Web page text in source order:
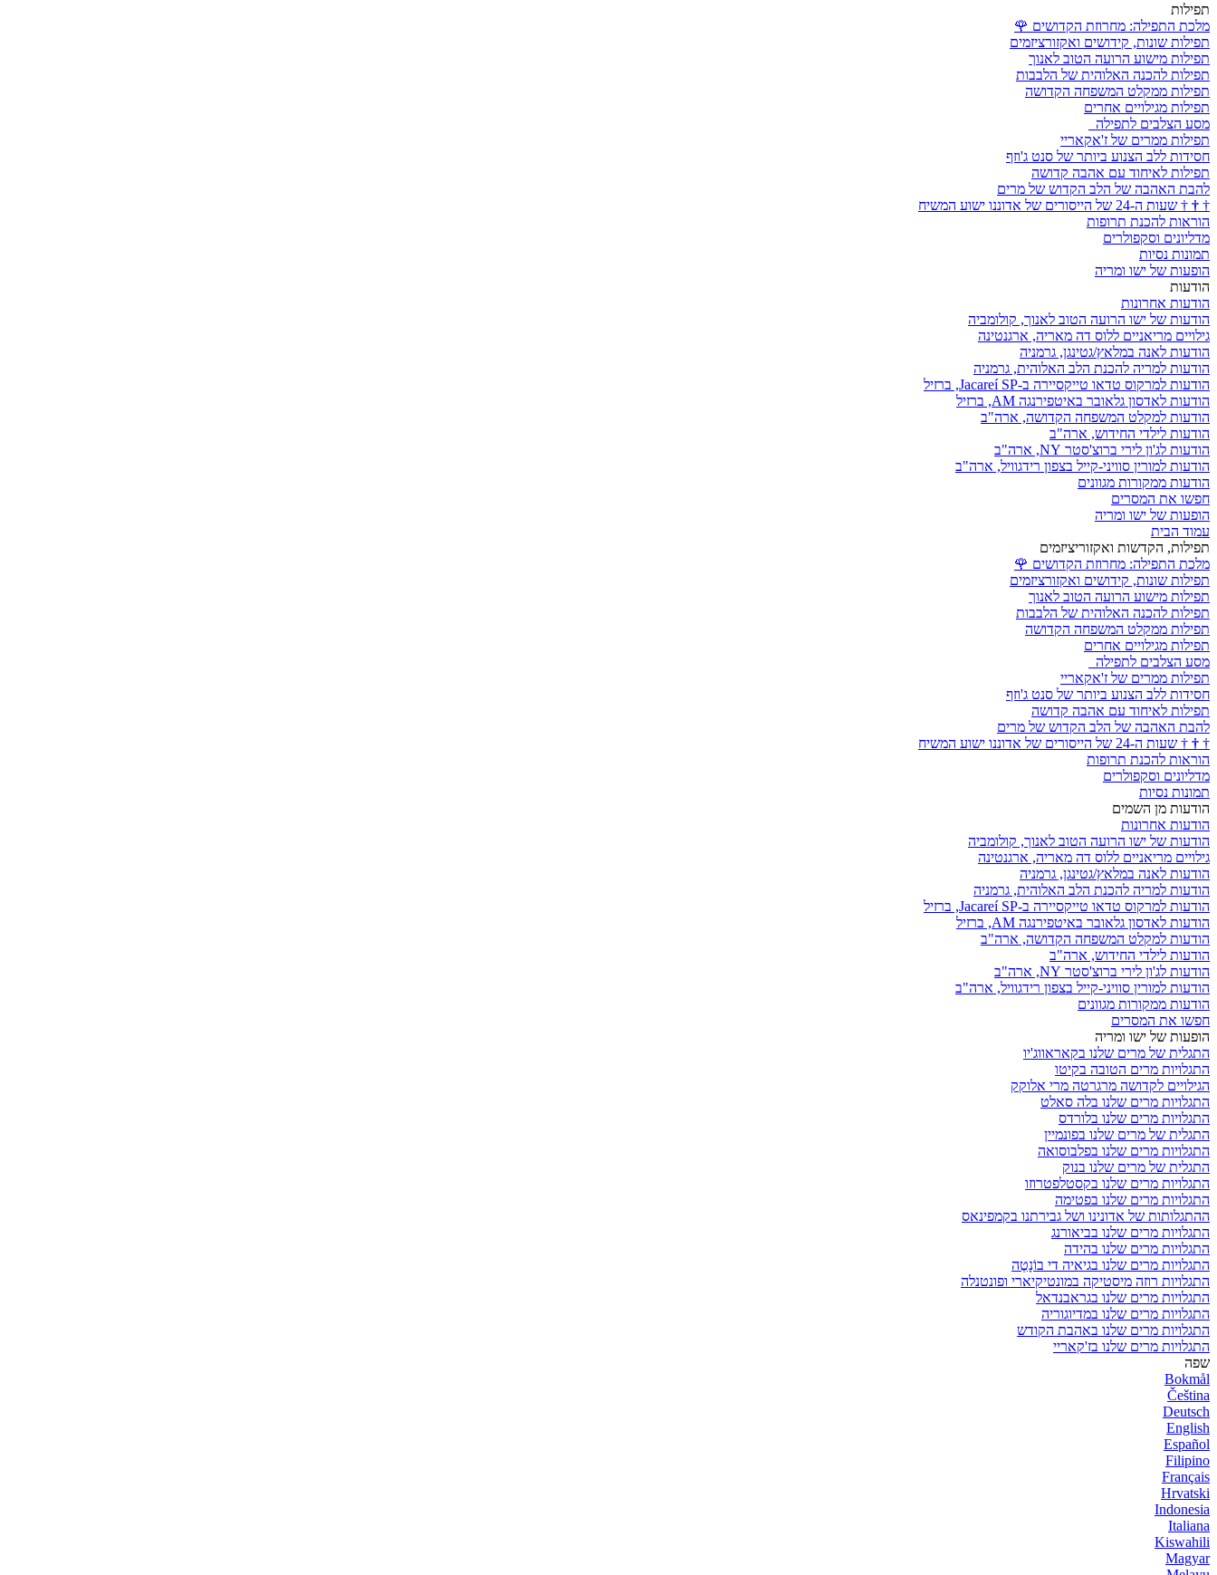
תפילות
מלכת התפילה: מחרוזת הקדושים 🌹
תפילות שונות, קידושים ואקזורציזמים
תפילות מישוע הרועה הטוב לאנוך
תפילות להכנה האלוהית של הלבבות
תפילות ממקלט המשפחה הקדושה
תפילות מגילויים אחרים
מסע הצלבים לתפילה
תפילות ממרים של ז'אקאריי
חסידות ללב הצנוע ביותר של סנט ג'וזף
תפילות לאיחוד עם אהבה קדושה
להבת האהבה של הלב הקדוש של מרים
†
†
† שעות ה-24 של הייסורים של אדוננו ישוע המשיח
הוראות להכנת תרופות
מדליונים וסקפולרים
תמונות נסיות
הופעות של ישו ומריה
הודעות
הודעות אחרונות
הודעות של ישו הרועה הטוב לאנוך, קולומביה
גילויים מריאניים ללוס דה מאריה, ארגנטינה
הודעות לאנה במלאץ/גטינגן, גרמניה
הודעות למריה להכנת הלב האלוהית, גרמניה
הודעות למרקוס טדאו טייקסיירה ב-Jacareí SP, ברזיל
הודעות לאדסון גלאובר באיטפירנגה AM, ברזיל
הודעות למקלט המשפחה הקדושה, ארה"ב
הודעות לילדי החידוש, ארה"ב
הודעות לג'ון לירי ברוצ'סטר NY, ארה"ב
הודעות למורין סוויני-קייל בצפון רידגוויל, ארה"ב
הודעות ממקורות מגוונים
חפשו את המסרים
הופעות של ישו ומריה
עמוד הבית
תפילות, הקדשות ואקזוריציזמים
מלכת התפילה: מחרוזת הקדושים 🌹
תפילות שונות, קידושים ואקזורציזמים
תפילות מישוע הרועה הטוב לאנוך
תפילות להכנה האלוהית של הלבבות
תפילות ממקלט המשפחה הקדושה
תפילות מגילויים אחרים
מסע הצלבים לתפילה
תפילות ממרים של ז'אקאריי
חסידות ללב הצנוע ביותר של סנט ג'וזף
תפילות לאיחוד עם אהבה קדושה
להבת האהבה של הלב הקדוש של מרים
†
†
† שעות ה-24 של הייסורים של אדוננו ישוע המשיח
הוראות להכנת תרופות
מדליונים וסקפולרים
תמונות נסיות
הודעות מן השמים
הודעות אחרונות
הודעות של ישו הרועה הטוב לאנוך, קולומביה
גילויים מריאניים ללוס דה מאריה, ארגנטינה
הודעות לאנה במלאץ/גטינגן, גרמניה
הודעות למריה להכנת הלב האלוהית, גרמניה
הודעות למרקוס טדאו טייקסיירה ב-Jacareí SP, ברזיל
הודעות לאדסון גלאובר באיטפירנגה AM, ברזיל
הודעות למקלט המשפחה הקדושה, ארה"ב
הודעות לילדי החידוש, ארה"ב
הודעות לג'ון לירי ברוצ'סטר NY, ארה"ב
הודעות למורין סוויני-קייל בצפון רידגוויל, ארה"ב
הודעות ממקורות מגוונים
חפשו את המסרים
הופעות של ישו ומריה
התגלית של מרים שלנו בקאראווג'יו
התגלויות מרים הטובה בקיטו
הגילויים לקדושה מרגרטה מרי אלוקק
התגלויות מרים שלנו בלה סאלט
התגלויות מרים שלנו בלורדס
התגלית של מרים שלנו בפונמיין
התגלויות מרים שלנו בפלבוסואה
התגלית של מרים שלנו בנוק
התגלויות מרים שלנו בקסטלפטרוזו
התגלויות מרים שלנו בפטימה
ההתגלותות של אדונינו ושל גבירתנו בקמפינאס
התגלויות מרים שלנו בביאורנג
התגלויות מרים שלנו בהידה
התגלויות מרים שלנו בגיאיה די בוֹנָטֶה
התגלויות רוזה מיסטיקה במונטיקיארי ופונטנלה
התגלויות מרים שלנו בגראבנדאל
התגלויות מרים שלנו במדיוגוריה
התגלויות מרים שלנו באהבת הקודש
התגלויות מרים שלנו בז'קאריי
שפה
Bokmål
Čeština
Deutsch
English
Español
Filipino
Français
Hrvatski
Indonesia
Italiana
Kiswahili
Magyar